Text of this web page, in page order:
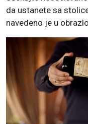
da ustanete sa
navedeno je u